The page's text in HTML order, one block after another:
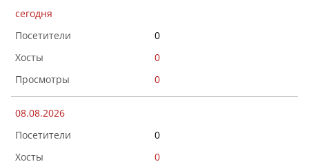
сегодня
0
0
0
08.08.2026
0
0